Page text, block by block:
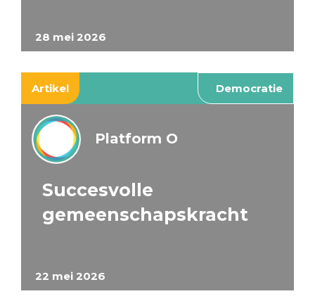
28 mei 2026
Artikel Democratie
22 mei 2026
Platform O
Succesvolle
gemeenschapskracht